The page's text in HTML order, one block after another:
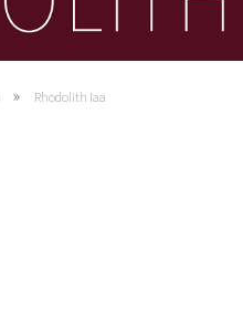
» Rhodolith Iaa